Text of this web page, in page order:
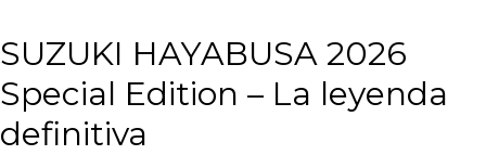
SUZUKI HAYABUSA 2026
Special Edition – La leyenda
definitiva